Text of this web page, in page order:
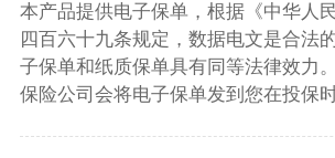
本产品提供电子保单，根据《中华人
四百六十九条规定，数据电文是合法
子保单和纸质保单具有同等法律效力
保险公司会将电子保单发到您在投保